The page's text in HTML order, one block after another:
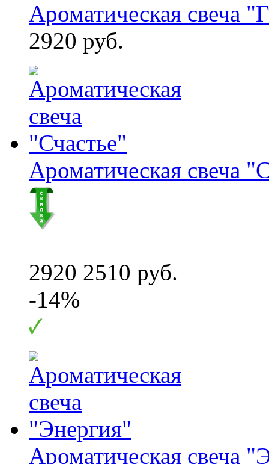
Ароматическая свеча
2920 руб.
Ароматическая свеча
2920 2510 руб.
-14%
Ароматическая свеча